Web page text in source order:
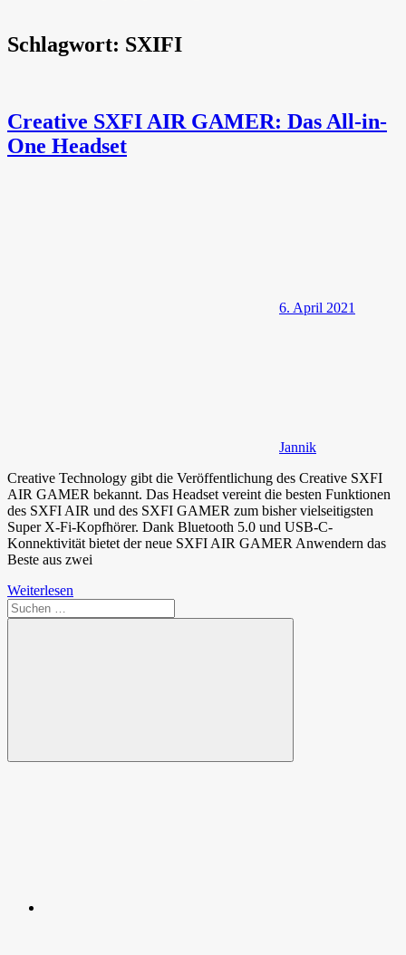
Schlagwort: SXIFI
Creative SXFI AIR GAMER: Das All-in-
One Headset
6. April 2021
Jannik
Creative Technology gibt die Veröffentlichung des Creative SXFI
AIR GAMER bekannt. Das Headset vereint die besten Funktionen
des SXFI AIR und des SXFI GAMER zum bisher vielseitigsten
Super X-Fi-Kopfhörer. Dank Bluetooth 5.0 und USB-C-
Konnektivität bietet der neue SXFI AIR GAMER Anwendern das
Beste aus zwei
Weiterlesen
Suchen
nach:
Suchen